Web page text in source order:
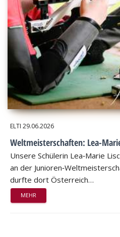
ELTI 29.06.2026
Weltmeisterschaften: Lea-
Unsere Schülerin Lea‑Marie
an der
durfte dort Österreich…
MEHR